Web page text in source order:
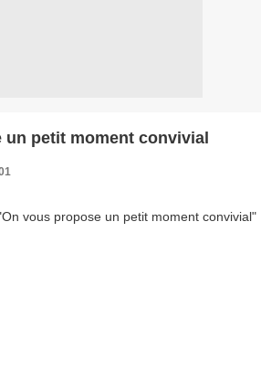
un petit moment convivial